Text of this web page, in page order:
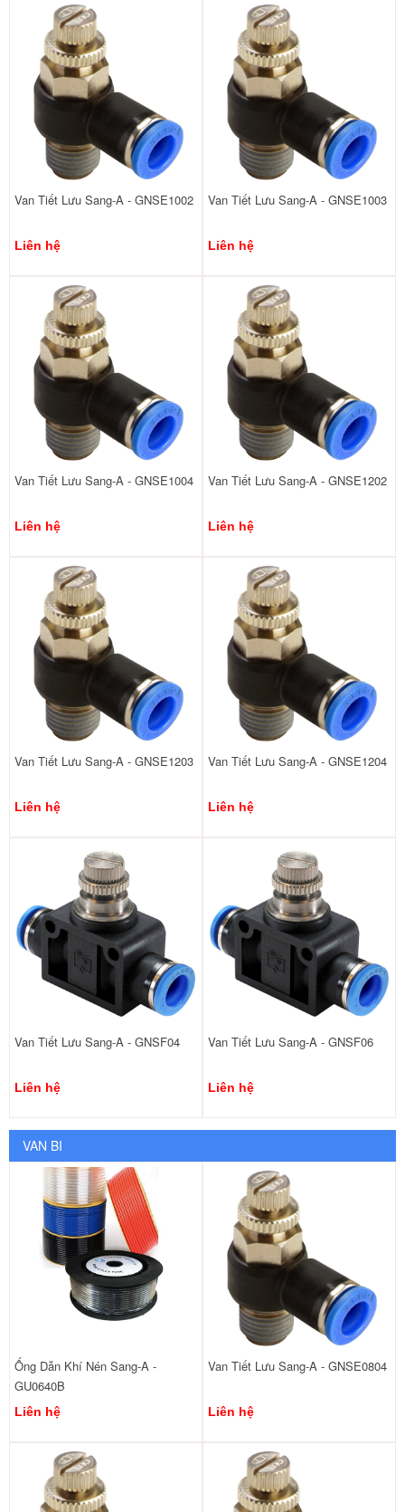
Van Tiết Lưu Sang-A - GNSE1002
Liên hệ
Van Tiết Lưu Sang-A - GNSE1003
Liên hệ
Van Tiết Lưu Sang-A - GNSE1004
Liên hệ
Van Tiết Lưu Sang-A - GNSE1202
Liên hệ
Van Tiết Lưu Sang-A - GNSE1203
Liên hệ
Van Tiết Lưu Sang-A - GNSE1204
Liên hệ
Van Tiết Lưu Sang-A - GNSF04
Liên hệ
Van Tiết Lưu Sang-A - GNSF06
Liên hệ
VAN BI
Ống Dẫn Khí Nén Sang-A -
GU0640B
Liên hệ
Van Tiết Lưu Sang-A - GNSE0804
Liên hệ